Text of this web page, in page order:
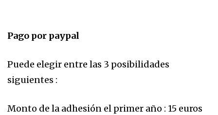
Pago por paypal
Puede elegir entre las 3 posibilidades
siguientes :
Monto de la adhesión el primer año : 15 euros